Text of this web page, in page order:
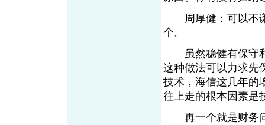
周厚健：可以不谦
个。
虽然稳健有保守和
这种做法可以力求先
技术，海信这几年的
往上走的根本因素是
再一个就是财务问